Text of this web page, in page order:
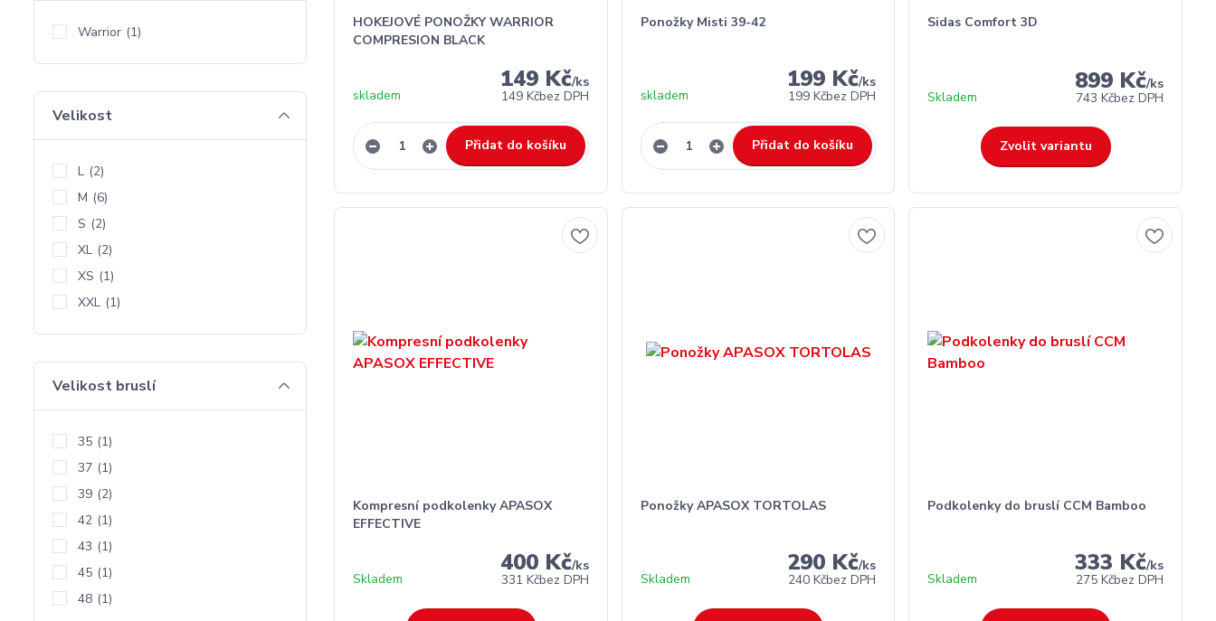
HOKEJOVÉ PONOŽKY WARRIOR
COMPRESION BLACK
149 Kč/ks
149 Kčbez DPH
skladem
Přidat do košíku
Ponožky Misti 39-42
199 Kč/ks
199 Kčbez DPH
skladem
Přidat do košíku
Sidas Comfort 3D
899 Kč/ks
743 Kčbez DPH
Skladem
Zvolit variantu
Kompresní podkolenky APASOX
EFFECTIVE
400 Kč/ks
331 Kčbez DPH
Skladem
Ponožky APASOX TORTOLAS
290 Kč/ks
240 Kčbez DPH
Skladem
Podkolenky do bruslí CCM Bamboo
333 Kč/ks
275 Kčbez DPH
Skladem
Warrior (1)
Velikost
L (2)
M (6)
S (2)
XL (2)
XS (1)
XXL (1)
Velikost bruslí
35 (1)
37 (1)
39 (2)
42 (1)
43 (1)
45 (1)
48 (1)